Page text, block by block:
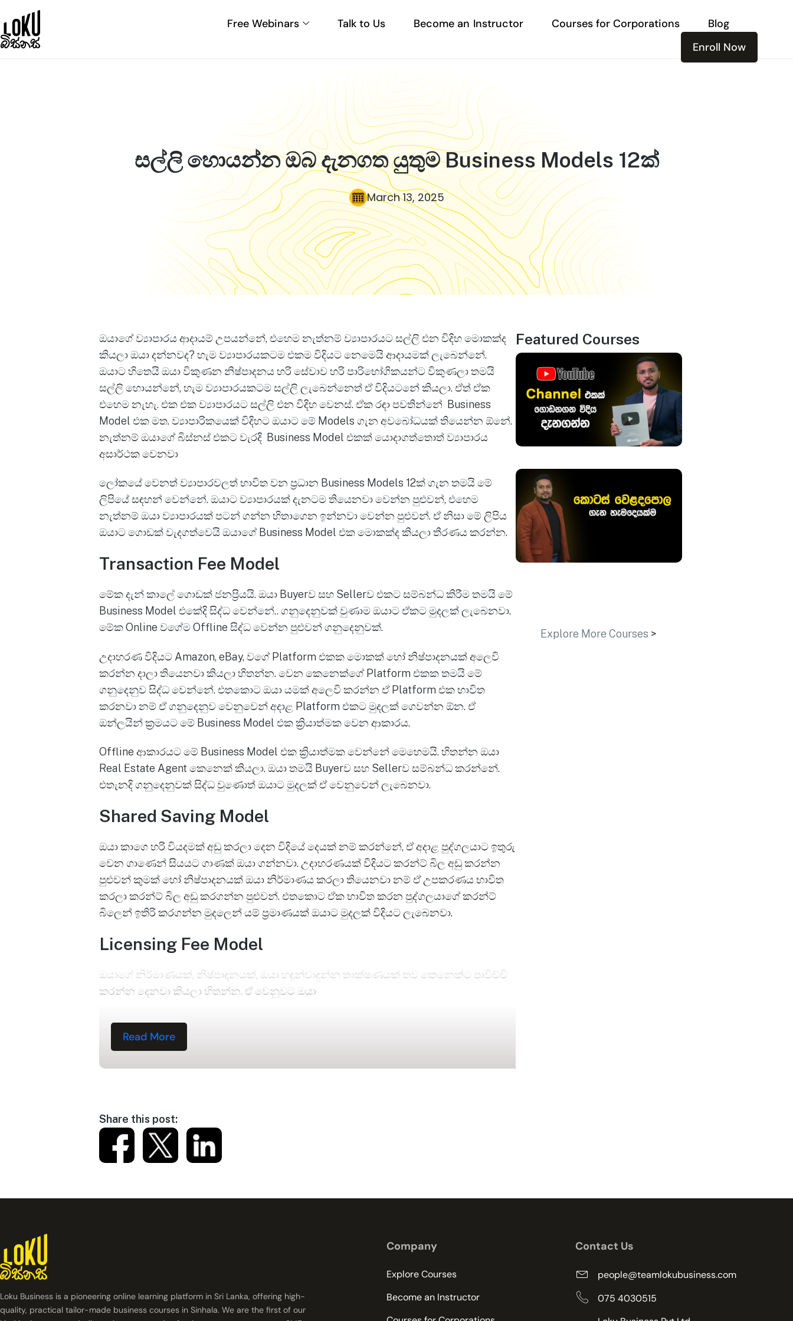
Free Webinars Talk to Us Become an Instructor Courses for Corporations
Blog
Enroll Now
සල්ලි හොයන්න ඔබ දැනගත යුතුම Business Models 12ක්
March 13, 2025
ඔයාගේ ව්‍යාපාරය ආදායම් උපයන්නේ, එහෙම නැත්නම් ව්‍යාපාරයට සල්ලි එන විදිහ මොකක්ද
කියලා ඔයා දන්නවද? හැම ව්‍යාපාරයකටම එකම විදියට නෙමෙයි ආදායමක් ලැබෙන්නේ.
ඔයාට හිතෙයි ඔයා විකුණන නිෂ්පාදනය හරි සේවාව හරි පාරිභෝගිකයන්ට විකුණලා තමයි
සල්ලි හොයන්නේ, හැම ව්‍යාපාරයකටම සල්ලි ලැබෙන්නෙත් ඒ විදියටනේ කියලා. ඒත් ඒක
එහෙම නැහැ. එක එක ව්‍යාපාරයට සල්ලි එන විදිහ වෙනස්. ඒක රඳා පවතින්නේ Business
Model එක මත. ව්‍යාපාරිකයෙක් විදිහට ඔයාට මේ Models ගැන අවබෝධයක් තියෙන්න ඕනේ.
නැත්නම් ඔයාගේ බිස්නස් එකට වැරදි Business Model එකක් යොදාගත්තොත් ව්‍යාපාරය
අසාර්ථක වෙනවා
ලෝකයේ වෙනත් ව්‍යාපාරවලත් භාවිත වන ප්‍රධාන Business Models 12ක් ගැන තමයි මේ
ලිපියේ සඳහන් වෙන්නේ. ඔයාට ව්‍යාපාරයක් දැනටම තියෙනවා වෙන්න පුළුවන්, එහෙම
නැත්නම් ඔයා ව්‍යාපාරයක් පටන් ගන්න හිතාගෙන ඉන්නවා වෙන්න පුළුවන්. ඒ නිසා මේ ලිපිය
ඔයාට ගොඩක් වැදගත්වෙයි ඔයාගේ Business Model එක මොකක්ද කියලා තීරණය කරන්න.
Transaction Fee Model
මේක දැන් කාලේ ගොඩක් ජනප්‍රියයි. ඔයා Buyerව සහ Sellerව එකට සම්බන්ධ කිරීම තමයි මේ
Business Model එකේදි සිද්ධ වෙන්නේ.. ගනුදෙනුවක් වුණාම ඔයාට ඒකට මුදලක් ලැබෙනවා.
මේක Online වගේම Offline සිද්ධ වෙන්න පුළුවන් ගනුදෙනුවක්.
උදාහරණ විදියට Amazon, eBay, වගේ Platform එකක මොකක් හෝ නිෂ්පාදනයක් අලෙවි
කරන්න දාලා තියෙනවා කියලා හිතන්න. වෙන කෙනෙක්ගේ Platform එකක තමයි මේ
ගනුදෙනුව සිද්ධ වෙන්නේ. එතකොට ඔයා යමක් අලෙවි කරන්න ඒ Platform එක භාවිත
කරනවා නම් ඒ ගනුදෙනුව වෙනුවෙන් අදාළ Platform එකට මුදලක් ගෙවන්න ඕන. ඒ
ඔන්ලයින් ක්‍රමයට මේ Business Model එක ක්‍රියාත්මක වෙන ආකාරය.
Offline ආකාරයට මේ Business Model එක ක්‍රියාත්මක වෙන්නේ මෙහෙමයි. හිතන්න ඔයා
Real Estate Agent කෙනෙක් කියලා. ඔයා තමයි Buyerව සහ Sellerව සම්බන්ධ කරන්නේ.
එතැනදි ගනුදෙනුවක් සිද්ධ වුණොත් ඔයාට මුදලක් ඒ වෙනුවෙන් ලැබෙනවා.
Shared Saving Model
ඔයා කාගෙ හරි වියදමක් අඩු කරලා දෙන විදියේ දෙයක් නම් කරන්නේ, ඒ අදාළ පුද්ගලයාට ඉතුරු
වෙන ගාණෙන් සියයට ගාණක් ඔයා ගන්නවා. උදාහරණයක් විදියට කරන්ට් බිල අඩු කරන්න
පුළුවන් කුමක් හෝ නිෂ්පාදනයක් ඔයා නිර්මාණය කරලා තියෙනවා නම් ඒ උපකරණය භාවිත
කරලා කරන්ට් බිල අඩු කරගන්න පුළුවන්. එතකොට ඒක භාවිත කරන පුද්ගලයාගේ කරන්ට්
බිලෙන් ඉතිරි කරගන්න මුදලෙන් යම් ප්‍රමාණයක් ඔයාට මුදලක් විදියට ලැබෙනවා.
Licensing Fee Model
ඔයාගේ නිර්මාණයක්, නිෂ්පාදනයක්, ඔයා හඳුන්වාදුන්න තාක්ෂණයක් තව කෙනෙක්ට පාවිච්චි
කරන්න දෙනවා කියලා හිතන්න. ඒ වෙනුවට ඔයා
Read More
Share this post:
Featured Courses
Explore More Courses >
Loku Business is a pioneering online learning platform in Sri Lanka, offering high-
quality, practical tailor-made business courses in Sinhala. We are the first of our
Company
Explore Courses
Become an Instructor
Contact Us
people@teamlokubusiness.com
075 4030515